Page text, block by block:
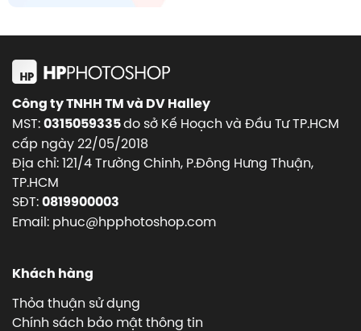
Công ty TNHH TM và DV Halley
MST:0315059335do sở Kế Hoạch và Đầu Tư TP.HCM
cấp ngày 22/05/2018
Địa chỉ: 121/4 Trường Chinh, P.Đông Hưng Thuận,
TP.HCM
SĐT:0819900003
Email: phuc@hpphotoshop.com
Khách hàng
Thỏa thuận sử dụng
Chính sách bảo mật thông tin